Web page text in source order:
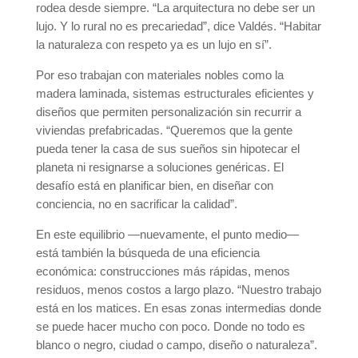
rodea desde siempre. “La arquitectura no debe ser un
lujo. Y lo rural no es precariedad”, dice Valdés. “Habitar
la naturaleza con respeto ya es un lujo en sí”.
Por eso trabajan con materiales nobles como la
madera laminada, sistemas estructurales eficientes y
diseños que permiten personalización sin recurrir a
viviendas prefabricadas. “Queremos que la gente
pueda tener la casa de sus sueños sin hipotecar el
planeta ni resignarse a soluciones genéricas. El
desafío está en planificar bien, en diseñar con
conciencia, no en sacrificar la calidad”.
En este equilibrio —nuevamente, el punto medio—
está también la búsqueda de una eficiencia
económica: construcciones más rápidas, menos
residuos, menos costos a largo plazo. “Nuestro trabajo
está en los matices. En esas zonas intermedias donde
se puede hacer mucho con poco. Donde no todo es
blanco o negro, ciudad o campo, diseño o naturaleza”.